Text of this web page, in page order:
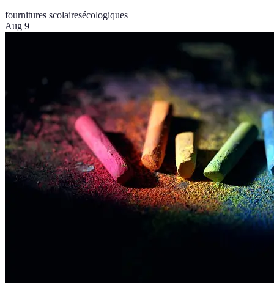
fournitures scolairesécologiques
Aug 9